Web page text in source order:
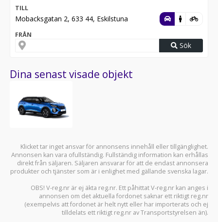
TILL
Mobacksgatan 2, 633 44, Eskilstuna
FRÅN
Sök
Dina senast visade objekt
Klicket tar inget ansvar för annonsens innehåll eller tillgänglighet.
Annonsen kan vara ofullständig. Fullständig information kan erhållas
direkt från säljaren. Säljaren ansvarar för att de endast annonsera
produkter och tjänster som är i enlighet med gällande svenska lagar.
OBS! V-reg.nr är ej äkta reg.nr. Ett påhittat V-reg.nr kan anges i
annonsen om det aktuella fordonet saknar ett riktigt reg.nr
(exempelvis att fordonet är helt nytt eller har importerats och ej
tilldelats ett riktigt reg.nr av Transportstyrelsen än).